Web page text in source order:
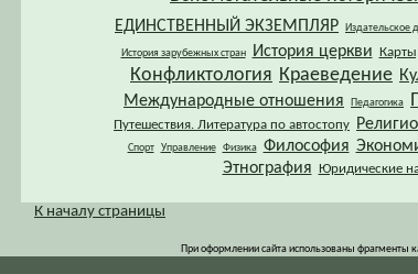
ЕДИНСТВЕННЫЙ ЭКЗЕМПЛЯР Издательское
История зарубежных стран История церкви
Конфликтология Краеведение
Международные отношения
Педагогика
Путешествия. Литература по автостопу
Спорт Управление Физика Философия
Этнография Юридические
К началу страницы
При оформлении сайта использованы фрагменты